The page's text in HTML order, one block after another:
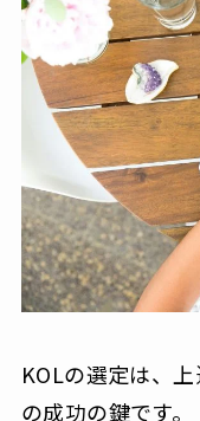
KOLの選定は、
の成功の鍵です。